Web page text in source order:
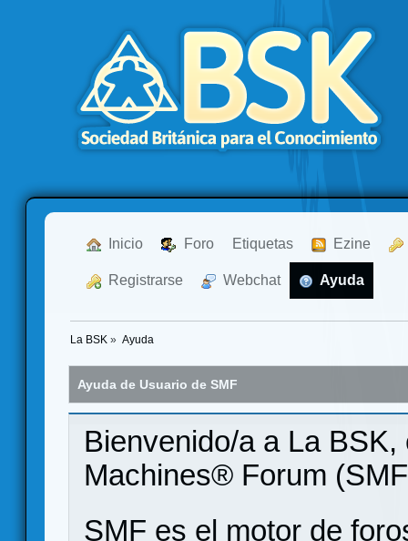
Inicio Foro Etiquetas Ezine
Registrarse Webchat Ayuda
La BSK » Ayuda
Ayuda de Usuario de SMF
Bienvenido/a a La
Machines® Forum
SMF es el motor de